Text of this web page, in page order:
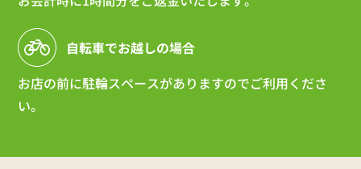
自転車でお越しの場合
お店の前に駐輪スペースがありますのでご利用くださ
い。